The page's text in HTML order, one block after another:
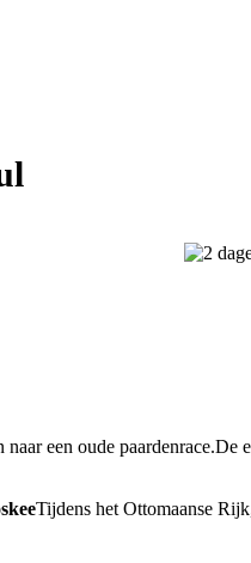
een oude
Tijdens het Ottomaanse